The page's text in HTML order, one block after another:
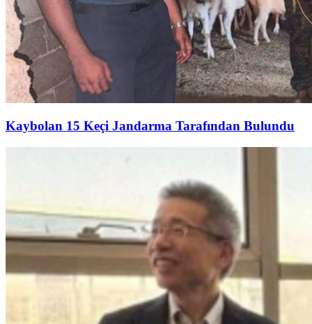
Kaybolan 15 Keçi Jandarma Tarafından Bulundu